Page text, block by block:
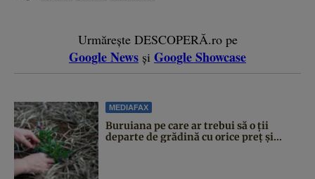
Urmărește DESCOPERĂ.ro pe
Google News și Google Showcase
MEDIAFAX
Buruiana pe care ar trebui să o ții
departe de grădină cu orice preț și...